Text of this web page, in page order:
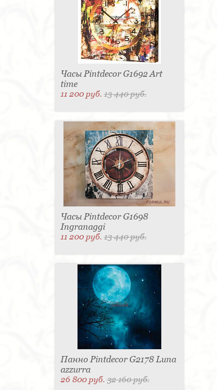
Часы Pintdecor G1692 Art
time
11 200 руб.13 440 руб.
Часы Pintdecor G1698
Ingranaggi
11 200 руб.13 440 руб.
Панно Pintdecor G2178 Luna
azzurra
26 800 руб.32 160 руб.